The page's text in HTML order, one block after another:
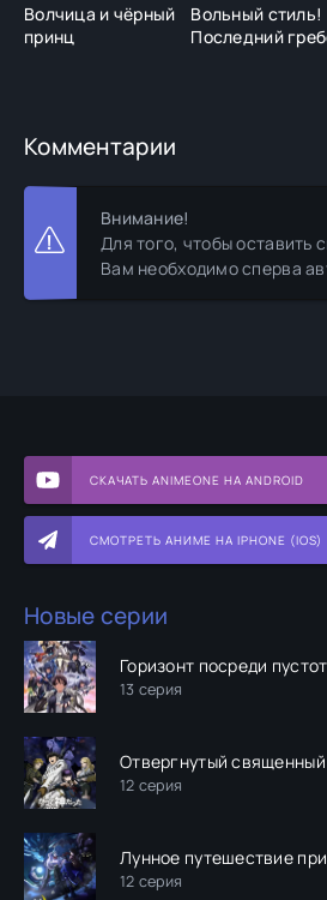
СКАЧАТЬ ANIMEONE НА ANDROID
СМОТРЕТЬ АНИМЕ НА IPHONE (IOS)
Новые серии
Горизонт посреди
13 серия
Отвергнутый священный
12 серия
Лунное путешествие
12 серия
Волчица и чёрный
принц
Вольный стиль!
Последний
Комментарии
Внимание!
Для того, чтобы оставить
Вам необходимо сперва